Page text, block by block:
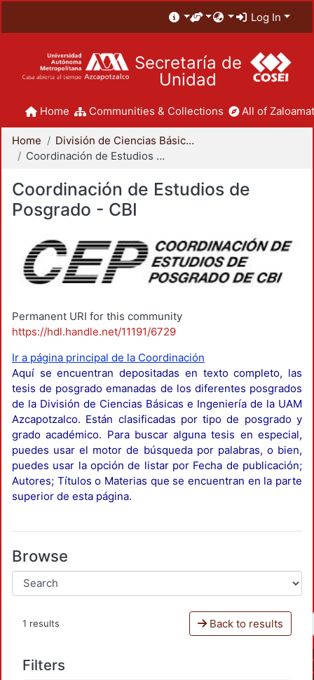
Log In
Secretaría de
Unidad
Home Communities & Collections All of
Home
División de Ciencias Básicas e Ingeniería
Coordinación de Estudios de Posgrado - CBI
Coordinación de Estudios de
Posgrado - CBI
Permanent URI for this community
https://hdl.handle.net/11191/6729
Ir a página principal de la Coordinación
Aquí se encuentran depositadas en texto completo, las
tesis de posgrado emanadas de los diferentes posgrados
de la División de Ciencias Básicas e Ingeniería de la UAM
Azcapotzalco. Están clasificadas por tipo de posgrado y
grado académico. Para buscar alguna tesis en especial,
puedes usar el motor de búsqueda por palabras, o bien,
puedes usar la opción de listar por Fecha de publicación;
Autores; Títulos o Materias que se encuentran en la parte
superior de esta página.
Browse
1 results Back to results
Filters